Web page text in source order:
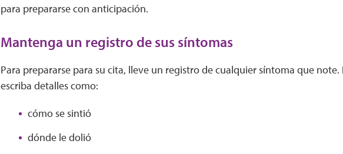
para prepararse con anticipación.
Mantenga un registro de sus síntomas
Para prepararse para su cita, lleve un registro de cualquier síntoma que note.
escriba detalles como:
cómo se sintió
dónde le dolió